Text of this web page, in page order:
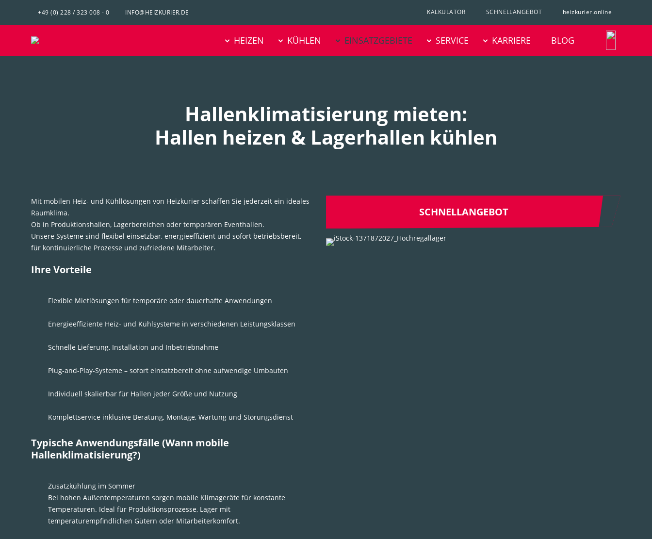
+49 (0) 228 / 323 008 - 0 INFO@HEIZKURIER.DE KALKULATOR SCHNELLANGEBOT heizkurier.online
überspringen
HEIZEN KÜHLEN EINSATZGEBIETE SERVICE KARRIERE BLOG
Hallenklimatisierung mieten:
Hallen heizen & Lagerhallen kühlen
Mit mobilen Heiz- und Kühllösungen von Heizkurier schaffen Sie jederzeit ein ideales
Raumklima.
Ob in Produktionshallen, Lagerbereichen oder temporären Eventhallen.
Unsere Systeme sind flexibel einsetzbar, energieeffizient und sofort betriebsbereit,
für kontinuierliche Prozesse und zufriedene Mitarbeiter.
Ihre Vorteile
Flexible Mietlösungen für temporäre oder dauerhafte Anwendungen
Energieeffiziente Heiz- und Kühlsysteme in verschiedenen Leistungsklassen
Schnelle Lieferung, Installation und Inbetriebnahme
Plug-and-Play-Systeme – sofort einsatzbereit ohne aufwendige Umbauten
Individuell skalierbar für Hallen jeder Größe und Nutzung
Komplettservice inklusive Beratung, Montage, Wartung und Störungsdienst
Typische Anwendungsfälle (Wann mobile
Hallenklimatisierung?)
Zusatzkühlung im Sommer
Bei hohen Außentemperaturen sorgen mobile Klimageräte für konstante
Temperaturen. Ideal für Produktionsprozesse, Lager mit
temperaturempfindlichen Gütern oder Mitarbeiterkomfort.
SCHNELLANGEBOT